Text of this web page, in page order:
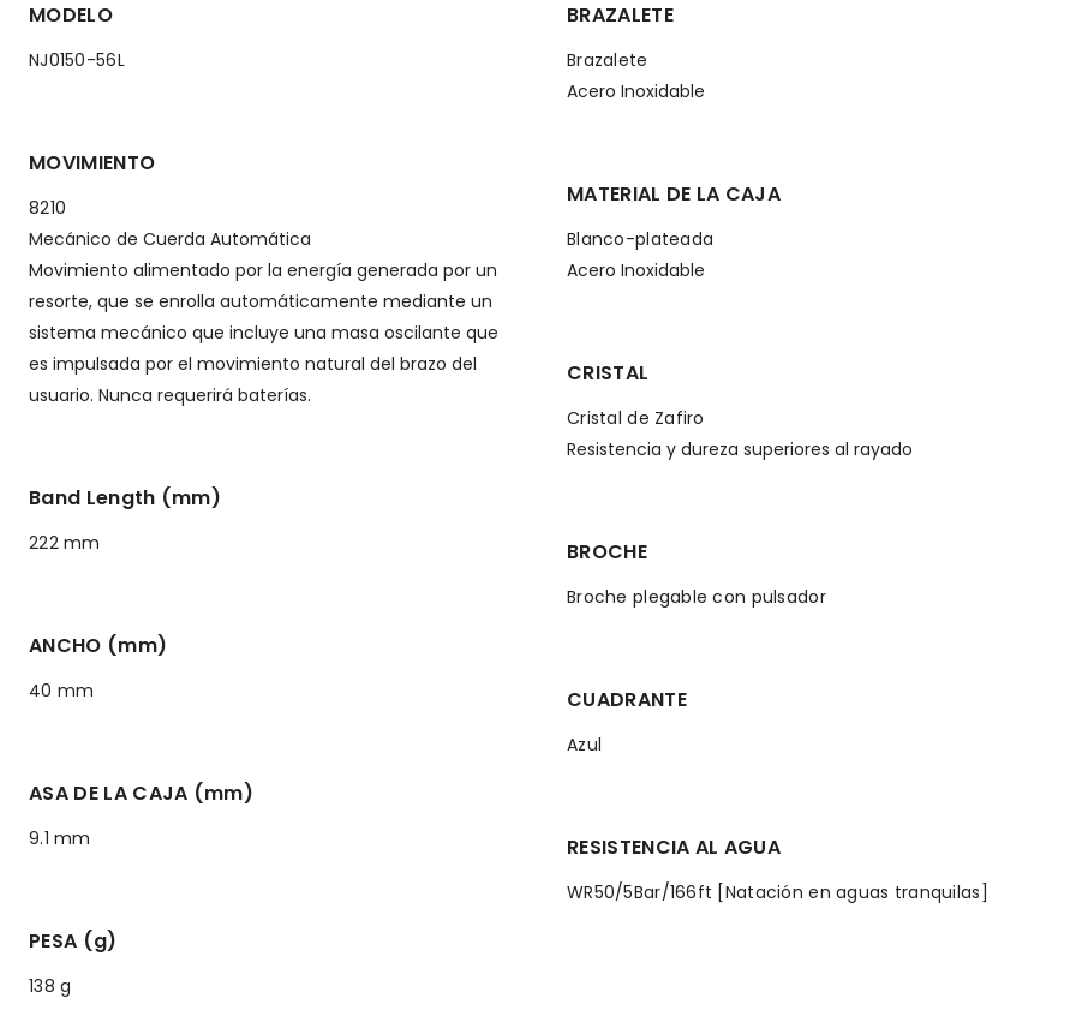
MODELO
NJ0150-56L
MOVIMIENTO
8210
Mecánico de Cuerda Automática
Movimiento alimentado por la energía generada por un
resorte, que se enrolla automáticamente mediante un
sistema mecánico que incluye una masa oscilante que
es impulsada por el movimiento natural del brazo del
usuario. Nunca requerirá baterías.
Band Length (mm)
222 mm
ANCHO (mm)
40 mm
ASA DE LA CAJA (mm)
9.1 mm
PESA (g)
138 g
BRAZALETE
Brazalete
Acero Inoxidable
MATERIAL DE LA CAJA
Blanco-plateada
Acero Inoxidable
CRISTAL
Cristal de Zafiro
Resistencia y dureza superiores al rayado
BROCHE
Broche plegable con pulsador
CUADRANTE
Azul
RESISTENCIA AL AGUA
WR50/5Bar/166ft [Natación en aguas tranquilas]